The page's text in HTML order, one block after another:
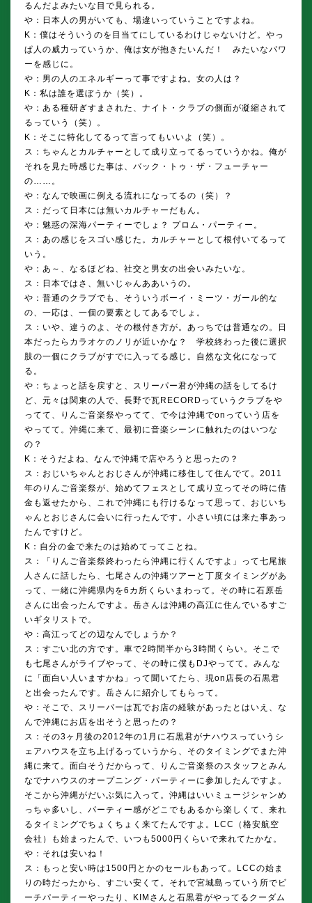
るんだよみたいな目で見られる。
や：日本人の男がいても、場違いっていうことですよね。
K：僕はそういうのを目当てにしているわけじゃないけど。やっ
ぱ人の威力っていうか、俺は女が抱きたいんだ！ みたいなパワ
ーを感じに。
や：男の人のエネルギーって事ですよね。女の人は？
K：私は誰を選ぼうか（笑）。
や：ある種研ぎすまされた、ナイト・クラブの側面が凝縮されて
るっていう（笑）。
K：そこに特化してるって言ってもいいよ（笑）。
ス：ちゃんとカルチャーとして成り立ってるっていうかね。俺が
それを見た時感じた事は、バック・トゥ・ザ・フューチャー
の……。
や：なんで映画に例える流れになってるの（笑）？
ス：だって日本には無いカルチャーだもん。
や：魅惑の深海パーティーでしょ？ プロム・パーティー。
ス：あの感じをスゴい感じた。カルチャーとして根付いてるって
いう。
や：あ～、なるほどね、社交と男女の出会いみたいな。
ス：日本ではさ、無いじゃんああいうの。
や：普通のクラブでも、そういうボーイ・ミーツ・ガール的な
の、一応は、一個の要素としてあるでしょ。
ス：いや、違うのよ、その根付き方が。あっちでは普通なの。日
本だったらカラオケのノリが近いかな？ 学校終わった後に選択
肢の一個にクラブがすでに入ってる感じ。自然な文化になって
る。
や：ちょっと話を戻すと、スリーパー君が沖縄の話をしてるけ
ど、元々は関東の人で、長野で瓦RECORDっていうクラブをや
ってて、りんご音楽祭やってて、で今は沖縄でonっていう店を
やってて。沖縄に来て、最初に音楽シーンに触れたのはいつな
の？
K：そうだよね、なんで沖縄で店やろうと思ったの？
ス：おじいちゃんとおじさんが沖縄に移住して住んでて。2011
年のりんご音楽祭が、始めてフェスとして成り立ってその時に借
金も返せたから、これで沖縄にも行けるなって思って、おじいち
ゃんとおじさんに会いに行ったんです。小さい頃には来た事あっ
たんですけど。
K：自分の金で来たのは始めてってことね。
ス：「りんご音楽祭終わったら沖縄に行くんですよ」って七尾旅
人さんに話したら、七尾さんの沖縄ツアーと丁度タイミングがあ
って、一緒に沖縄県内を6カ所くらいまわって。その時に石原岳
さんに出会ったんですよ。岳さんは沖縄の高江に住んでいるすご
いギタリストで。
や：高江ってどの辺なんでしょうか？
ス：すごい北の方です。車で2時間半から3時間くらい。そこで
も七尾さんがライブやって、その時に僕もDJやってて。みんな
に「面白い人いますかね」って聞いてたら、現on店長の石黒君
と出会ったんです。岳さんに紹介してもらって。
や：そこで、スリーパーは瓦でお店の経験があったとはいえ、な
んで沖縄にお店を出そうと思ったの？
ス：その3ヶ月後の2012年の1月に石黒君がナハウスっていうシ
ェアハウスを立ち上げるっていうから、そのタイミングでまた沖
縄に来て。面白そうだからって、りんご音楽祭のスタッフとみん
なでナハウスのオープニング・パーティーに参加したんですよ。
そこから沖縄がだいぶ気に入って。沖縄はいいミュージシャンめ
っちゃ多いし、パーティー感がどこでもあるから楽しくて、来れ
るタイミングでちょくちょく来てたんですよ。LCC（格安航空
会社）も始まったんで、いつも5000円くらいで来れてたかな。
や：それは安いね！
ス：もっと安い時は1500円とかのセールもあって。LCCの始ま
りの時だったから、すごい安くて。それで宮城島っていう所でビ
ーチパーティーやったり、KIMさんと石黒君がやってるクーダム